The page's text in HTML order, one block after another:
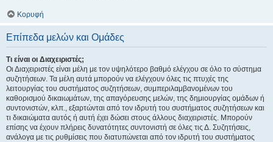
Κορυφή
Επίπεδα μελών και Ομάδες
Τι είναι οι Διαχειριστές;
Οι Διαχειριστές είναι μέλη με τον υψηλότερο βαθμό ελέγχου σε όλο το σύστημα
συζητήσεων. Τα μέλη αυτά μπορούν να ελέγχουν όλες τις πτυχές της
λειτουργίας του συστήματος συζητήσεων, συμπεριλαμβανομένων του
καθορισμού δικαιωμάτων, της απαγόρευσης μελών, της δημιουργίας ομάδων ή
συντονιστών, κλπ., εξαρτώνται από τον ιδρυτή του συστήματος συζητήσεων και
τι δικαιώματα αυτός ή αυτή έχει δώσει στους άλλους διαχειριστές. Μπορούν
επίσης να έχουν πλήρεις δυνατότητες συντονιστή σε όλες τις Δ. Συζητήσεις,
ανάλογα με τις ρυθμίσεις που διατυπώνεται από τον ιδρυτή του συστήματος